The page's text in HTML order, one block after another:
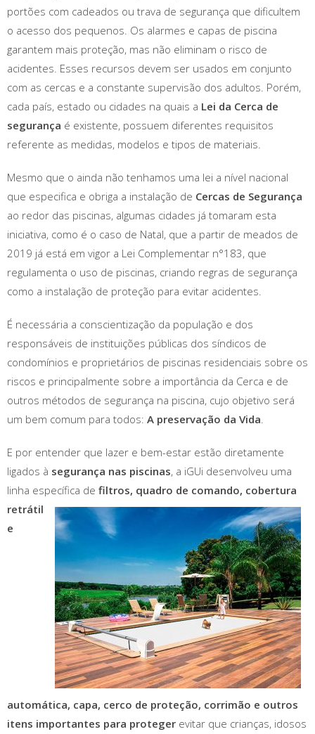
portões com cadeados ou trava de segurança que dificultem
o acesso dos pequenos. Os alarmes e capas de piscina
garantem mais proteção, mas não eliminam o risco de
acidentes. Esses recursos devem ser usados em conjunto
com as cercas e a constante supervisão dos adultos. Porém,
cada país, estado ou cidades na quais a Lei da Cerca de
segurança é existente, possuem diferentes requisitos
referente as medidas, modelos e tipos de materiais.
Mesmo que o ainda não tenhamos uma lei a nível nacional
que especifica e obriga a instalação de Cercas de Segurança
ao redor das piscinas, algumas cidades já tomaram esta
iniciativa, como é o caso de Natal, que a partir de meados de
2019 já está em vigor a Lei Complementar n°183, que
regulamenta o uso de piscinas, criando regras de segurança
como a instalação de proteção para evitar acidentes.
É necessária a conscientização da população e dos
responsáveis de instituições públicas dos síndicos de
condomínios e proprietários de piscinas residenciais sobre os
riscos e principalmente sobre a importância da Cerca e de
outros métodos de segurança na piscina, cujo objetivo será
um bem comum para todos: A preservação da Vida.
E por entender que lazer e bem-estar estão diretamente
ligados à segurança nas piscinas, a iGUi desenvolveu uma
linha específica de filtros, quadro de comando, cobertura
retrátil
e
automática, capa, cerco de proteção, corrimão e outros
itens importantes para proteger evitar que crianças, idosos